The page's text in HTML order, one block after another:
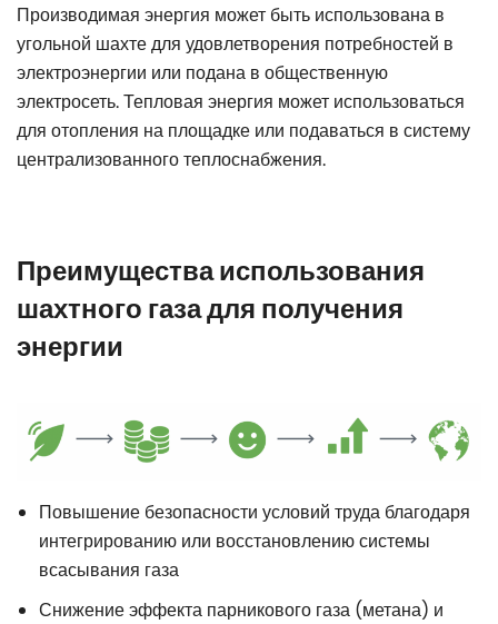
Производимая энергия может быть использована в
угольной шахте для удовлетворения потребностей в
электроэнергии или подана в общественную
электросеть. Тепловая энергия может использоваться
для отопления на площадке или подаваться в систему
централизованного теплоснабжения.
Преимущества использования
шахтного газа для получения
энергии
Повышение безопасности условий труда благодаря
интегрированию или восстановлению системы
всасывания газа
Снижение эффекта парникового газа (метана) и